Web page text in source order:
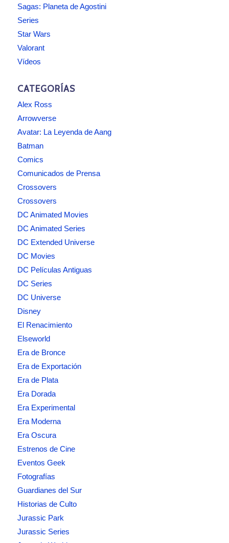
Sagas: Planeta de Agostini
Series
Star Wars
Valorant
Vídeos
CATEGORÍAS
Alex Ross
Arrowverse
Avatar: La Leyenda de Aang
Batman
Comics
Comunicados de Prensa
Crossovers
Crossovers
DC Animated Movies
DC Animated Series
DC Extended Universe
DC Movies
DC Películas Antiguas
DC Series
DC Universe
Disney
El Renacimiento
Elseworld
Era de Bronce
Era de Exportación
Era de Plata
Era Dorada
Era Experimental
Era Moderna
Era Oscura
Estrenos de Cine
Eventos Geek
Fotografías
Guardianes del Sur
Historias de Culto
Jurassic Park
Jurassic Series